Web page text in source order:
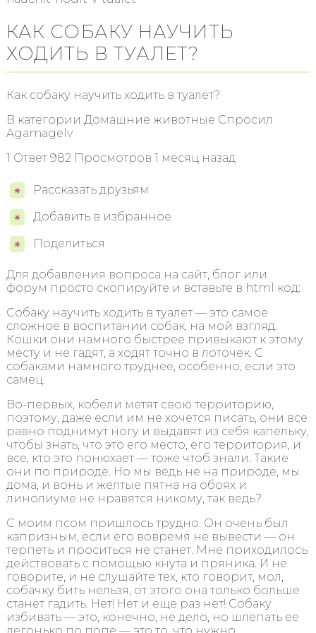
КАК СОБАКУ НАУЧИТЬ
ХОДИТЬ В ТУАЛЕТ?
Как собаку научить ходить в туалет?
В категории Домашние животные Спросил
Agamagelv
1 Ответ 982 Просмотров 1 месяц назад
Рассказать друзьям
Добавить в избранное
Поделиться
Для добавления вопроса на сайт, блог или
форум просто скопируйте и вставьте в html код:
Собаку научить ходить в туалет — это самое
сложное в воспитании собак, на мой взгляд.
Кошки они намного быстрее привыкают к этому
месту и не гадят, а ходят точно в лоточек. С
собаками намного труднее, особенно, если это
самец.
Во-первых, кобели метят свою территорию,
поэтому, даже если им не хочется писать, они все
равно поднимут ногу и выдавят из себя капельку,
чтобы знать, что это его место, его территория, и
все, кто это понюхает — тоже чтоб знали. Такие
они по природе. Но мы ведь не на природе, мы
дома, и вонь и желтые пятна на обоях и
линолиуме не нравятся никому, так ведь?
С моим псом пришлось трудно. Он очень был
капризным, если его вовремя не вывести — он
терпеть и проситься не станет. Мне приходилось
действовать с помощью кнута и пряника. И не
говорите, и не слушайте тех, кто говорит, мол,
собачку бить нельзя, от этого она только больше
станет гадить. Нет! Нет и еще раз нет! Собаку
избивать — это, конечно, не дело, но шлепать ее
легонько по попе — это то, что нужно.